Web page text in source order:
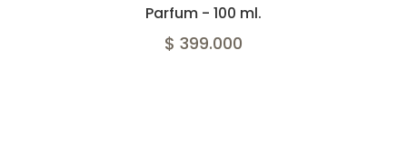
Parfum - 100 ml.
$ 399.000